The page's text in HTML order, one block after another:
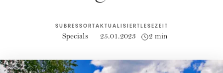
SUBRESSORT
Specials
AKTUALISIERT
25.01.2023
LESEZEIT
2 min